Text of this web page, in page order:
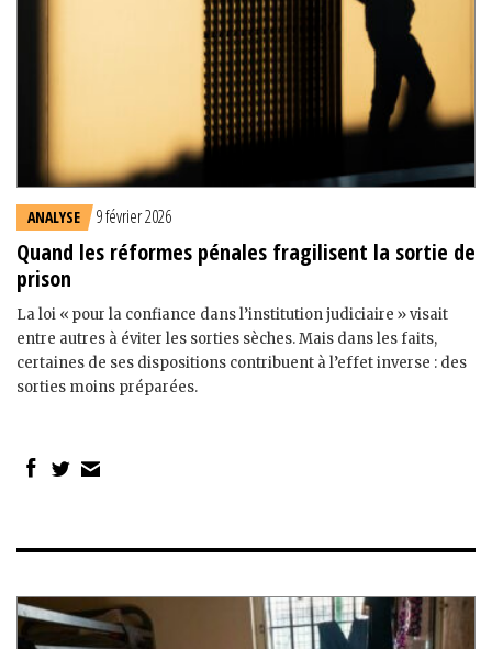
ANALYSE 9 février 2026
Quand les réformes pénales fragilisent la sortie de
prison
La loi « pour la confiance dans l’institution judiciaire » visait
entre autres à éviter les sorties sèches. Mais dans les faits,
certaines de ses dispositions contribuent à l’effet inverse : des
sorties moins préparées.